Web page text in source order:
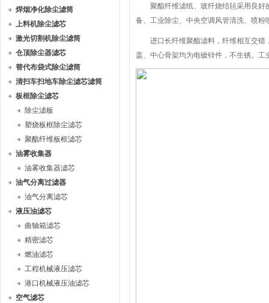
焊烟净化除尘滤筒
上料机除尘滤芯
激光切割机除尘滤筒
仓顶除尘器滤芯
替代布袋式除尘滤筒
清扫车扫地车除尘滤芯滤筒
板框除尘滤芯
除尘滤板
塑烧板框除尘滤芯
聚酯纤维板框滤芯
油雾收集器
油雾收集器滤芯
油气分离过滤器
油气分离滤芯
液压油滤芯
曲轴箱滤芯
精密滤芯
燃油滤芯
工程机械液压滤芯
港口机械液压油滤芯
空气滤芯
聚酯纤维滤纸、玻纤烧结毡采用良好
备、工业除尘、中央空调风管清洗、喷
进口长纤维聚酯滤料，纤维相互交错
盖、中心骨架均为电镀锌件，不生锈。